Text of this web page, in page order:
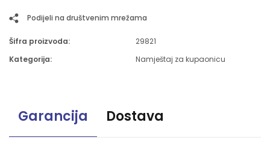
Podijeli na društvenim mrežama
Šifra proizvoda:
29821
Kategorija:
Namještaj za kupaonicu
Garancija Dostava